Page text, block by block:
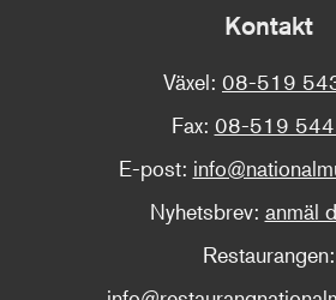
Kontakt
Växel: 08-519
Fax: 08-519 544
E-post:
Nyhetsbrev: anmäl
Restaurangen: